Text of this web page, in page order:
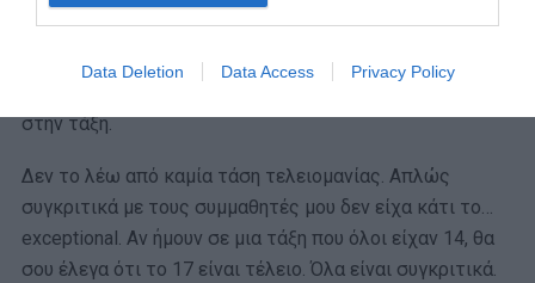
Data Deletion Data Access Privacy Policy
μεγαλώσω, νομίζω ότι έβγαζα αυτούς τους βαθμούς
γιατί πρόσεχα πολύ στο μάθημα – είχα και τα σκονάκια
στην τάξη.
Δεν το λέω από καμία τάση τελειομανίας. Απλώς
συγκριτικά με τους συμμαθητές μου δεν είχα κάτι το…
exceptional. Αν ήμουν σε μια τάξη που όλοι είχαν 14, θα
σου έλεγα ότι το 17 είναι τέλειο. Όλα είναι συγκριτικά.